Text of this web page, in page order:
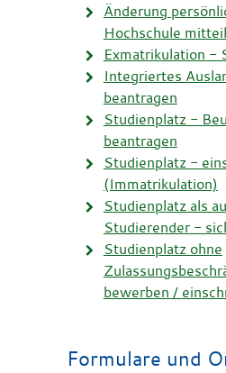
Änderung
Hochschule
Exmatrikulation -
Integriertes
beantragen
Studienplatz -
beantragen
Studienplatz -
(Immatrikulation)
Studienplatz als
Studierender -
Studienplatz ohne
bewerben /
Formulare und